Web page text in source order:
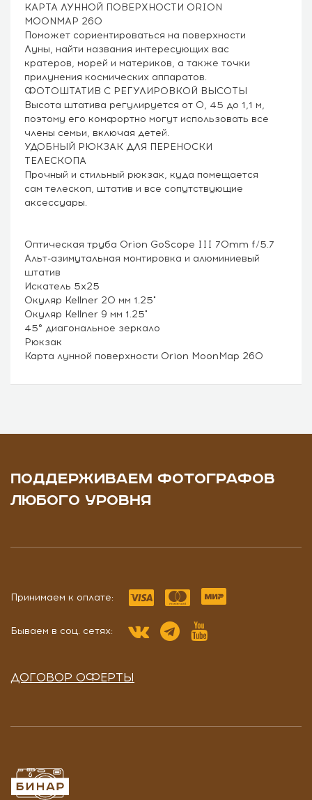
КАРТА ЛУННОЙ ПОВЕРХНОСТИ ORION
MOONMAP 260
Поможет сориентироваться на поверхности
Луны, найти названия интересующих вас
кратеров, морей и материков, а также точки
прилунения космических аппаратов.
ФОТОШТАТИВ С РЕГУЛИРОВКОЙ ВЫСОТЫ
Высота штатива регулируется от 0, 45 до 1,1 м,
поэтому его комфортно могут использовать все
члены семьи, включая детей.
УДОБНЫЙ РЮКЗАК ДЛЯ ПЕРЕНОСКИ
ТЕЛЕСКОПА
Прочный и стильный рюкзак, куда помещается
сам телескоп, штатив и все сопутствующие
аксессуары.
Оптическая труба Orion GoScope III 70mm f/5.7
Альт-азимутальная монтировка и алюминиевый
штатив
Искатель 5х25
Окуляр Kellner 20 мм 1.25"
Окуляр Kellner 9 мм 1.25"
45° диагональное зеркало
Рюкзак
Карта лунной поверхности Orion MoonMap 260
ПОДДЕРЖИВАЕМ ФОТОГРАФОВ
ЛЮБОГО УРОВНЯ
Принимаем к оплате:
Бываем в соц. сетях:
ДОГОВОР ОФЕРТЫ